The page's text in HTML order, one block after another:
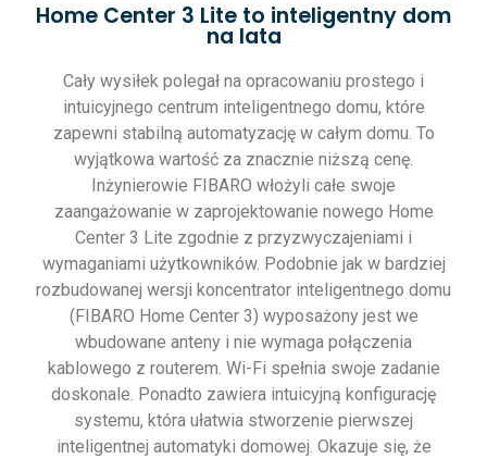
Home Center 3 Lite to inteligentny dom
na lata
Cały wysiłek polegał na opracowaniu prostego i
intuicyjnego centrum inteligentnego domu, które
zapewni stabilną automatyzację w całym domu. To
wyjątkowa wartość za znacznie niższą cenę.
Inżynierowie FIBARO włożyli całe swoje
zaangażowanie w zaprojektowanie nowego Home
Center 3 Lite zgodnie z przyzwyczajeniami i
wymaganiami użytkowników. Podobnie jak w bardziej
rozbudowanej wersji koncentrator inteligentnego domu
(FIBARO Home Center 3) wyposażony jest we
wbudowane anteny i nie wymaga połączenia
kablowego z routerem. Wi-Fi spełnia swoje zadanie
doskonale. Ponadto zawiera intuicyjną konfigurację
systemu, która ułatwia stworzenie pierwszej
inteligentnej automatyki domowej. Okazuje się, że